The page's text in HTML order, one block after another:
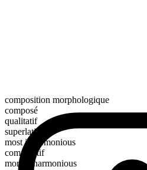
composition morphologique
composé
qualitatif
superlatif
most inharmonious
comparatif
more inharmonious